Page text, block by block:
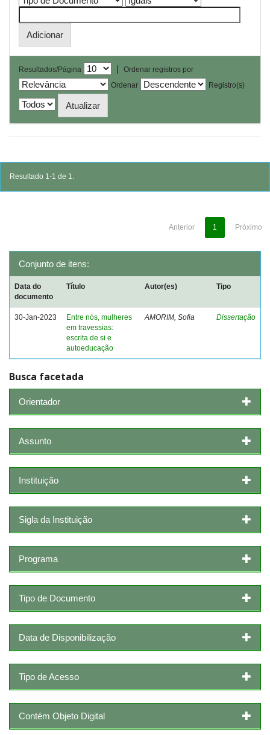
Resultados/Página |
Ordenar registros por
Ordenar
Registro(s)
Resultado 1-1 de 1.
Anterior 1 Próximo
Conjunto de itens:
Data do
documento
Título Autor(es) Tipo
30-Jan-2023
Entre nós, mulheres
em travessias:
escrita de si e
autoeducação
AMORIM, Sofia Dissertação
Busca facetada
Orientador
Assunto
Instituição
Sigla da Instituição
Programa
Tipo de Documento
Data de Disponibilização
Tipo de Acesso
Contém Objeto Digital